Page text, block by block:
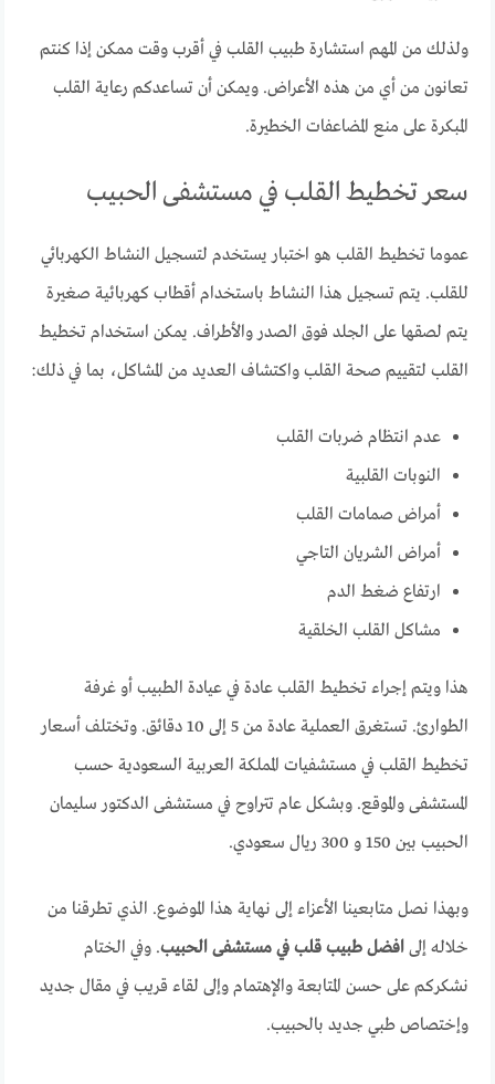
ولذلك من المهم استشارة طبيب القلب في أقرب وقت ممكن إذا كنتم
تعانون من أي من هذه الأعراض. ويمكن أن تساعدكم رعاية القلب
المبكرة على منع المضاعفات الخطيرة.
سعر تخطيط القلب في مستشفى الحبيب
عموما تخطيط القلب هو اختبار يستخدم لتسجيل النشاط الكهربائي
للقلب. يتم تسجيل هذا النشاط باستخدام أقطاب كهربائية صغيرة
يتم لصقها على الجلد فوق الصدر والأطراف. يمكن استخدام تخطيط
القلب لتقييم صحة القلب واكتشاف العديد من المشاكل، بما في ذلك:
عدم انتظام ضربات القلب
النوبات القلبية
أمراض صمامات القلب
أمراض الشريان التاجي
ارتفاع ضغط الدم
مشاكل القلب الخلقية
هذا ويتم إجراء تخطيط القلب عادة في عيادة الطبيب أو غرفة
الطوارئ. تستغرق العملية عادة من 5 إلى 10 دقائق. وتختلف أسعار
تخطيط القلب في مستشفيات المملكة العربية السعودية حسب
المستشفى والموقع. وبشكل عام تتراوح في مستشفى الدكتور سليمان
الحبيب بين 150 و 300 ريال سعودي.
وبهذا نصل متابعينا الأعزاء إلى نهاية هذا الموضوع. الذي تطرقنا من
خلاله إلىافضل طبيب قلب في مستشفى الحبيب. وفي الختام
نشكركم على حسن المتابعة والإهتمام وإلى لقاء قريب في مقال جديد
وإختصاص طبي جديد بالحبيب.